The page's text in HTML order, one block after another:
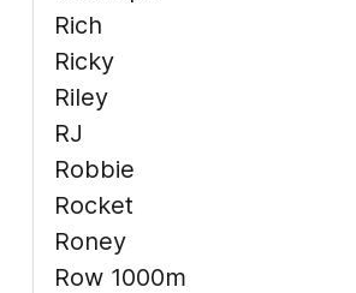
Rich
Ricky
Riley
RJ
Robbie
Rocket
Roney
Row 1000m